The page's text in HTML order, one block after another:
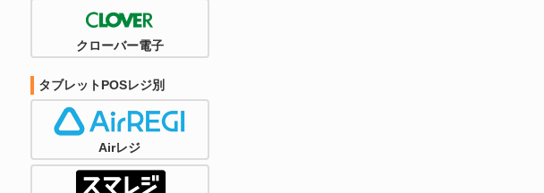
クローバー電子
タブレットPOSレジ別
Airレジ